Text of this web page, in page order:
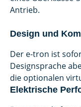
Antrieb.
Design und
Der e-tron ist
Designsprache
die optionalen
Elektrische